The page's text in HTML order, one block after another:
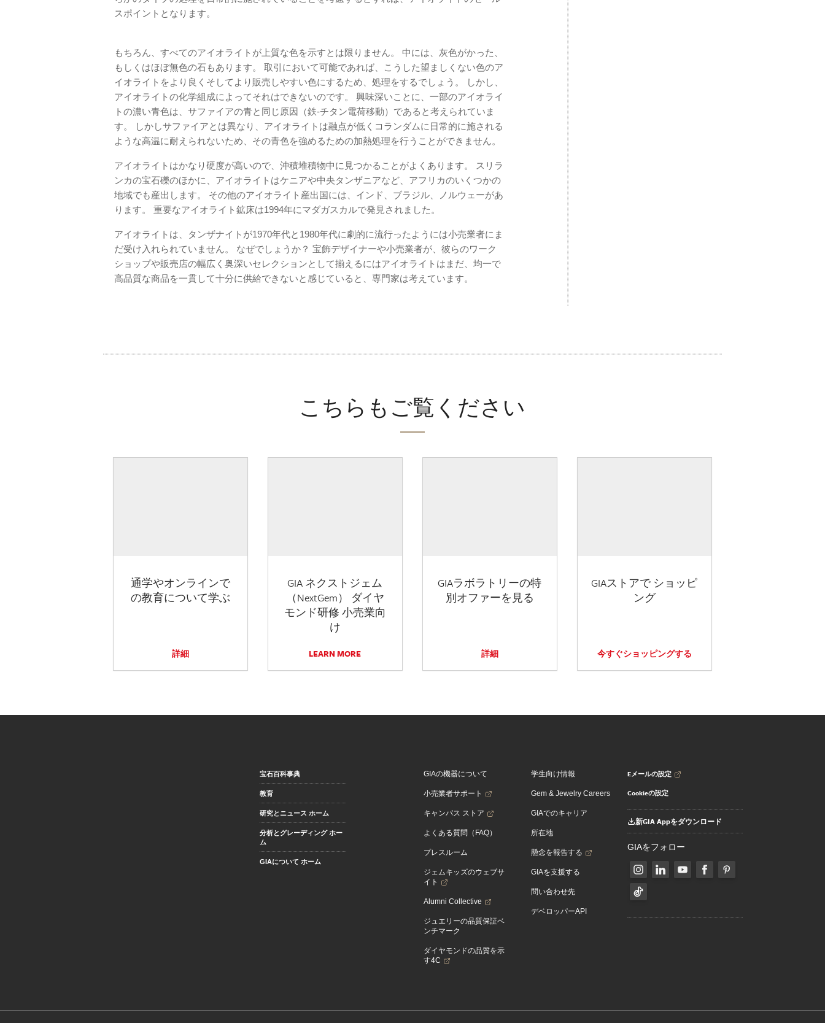
スポイントとなります。
もちろん、すべてのアイオライトが上質な色を示すとは限りません。 中には、灰色がかった、
もしくはほぼ無色の石もあります。 取引において可能であれば、こうした望ましくない色のア
イオライトをより良くそしてより販売しやすい色にするため、処理をするでしょう。 しかし、
アイオライトの化学組成によってそれはできないのです。 興味深いことに、一部のアイオライ
トの濃い青色は、サファイアの青と同じ原因（鉄-チタン電荷移動）であると考えられていま
す。 しかしサファイアとは異なり、アイオライトは融点が低くコランダムに日常的に施される
ような高温に耐えられないため、その青色を強めるための加熱処理を行うことができません。
アイオライトはかなり硬度が高いので、沖積堆積物中に見つかることがよくあります。 スリラ
ンカの宝石礫のほかに、アイオライトはケニアや中央タンザニアなど、アフリカのいくつかの
地域でも産出します。 その他のアイオライト産出国には、インド、ブラジル、ノルウェーがあ
ります。 重要なアイオライト鉱床は1994年にマダガスカルで発見されました。
アイオライトは、タンザナイトが1970年代と1980年代に劇的に流行ったようには小売業者にま
だ受け入れられていません。 なぜでしょうか？ 宝飾デザイナーや小売業者が、彼らのワーク
ショップや販売店の幅広く奥深いセレクションとして揃えるにはアイオライトはまだ、均一で
高品質な商品を一貫して十分に供給できないと感じていると、専門家は考えています。
こちらもご覧ください
通学やオンラインで
の教育について学ぶ
詳細
GIA ネクストジェム
（NextGem） ダイヤ
モンド研修 小売業向
け
LEARN MORE
GIAラボラトリーの特
別オファーを見る
詳細
GIAストアで ショッピ
ング
今すぐショッピングする
宝石百科事典
教育
研究とニュース ホーム
分析とグレーディング ホー
ム
GIAについて ホーム
GIAの機器について
小売業者サポート
キャンパス ストア
よくある質問（FAQ）
プレスルーム
ジェムキッズのウェブサ
イト
Alumni Collective
ジュエリーの品質保証ベ
ンチマーク
ダイヤモンドの品質を示
す4C
学生向け情報
Gem & Jewelry Careers
GIAでのキャリア
所在地
懸念を報告する
GIAを支援する
問い合わせ先
デベロッパーAPI
Eメールの設定
Cookieの設定
新GIA Appをダウンロード
GIAをフォロー